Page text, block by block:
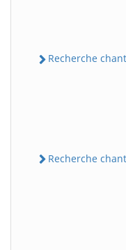
Recherche
Recherche